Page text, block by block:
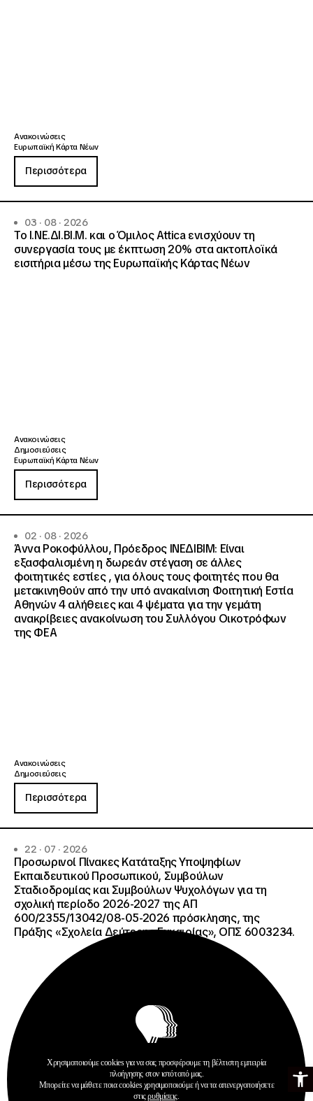
Ανοίξτε
Ανακοινώσεις
Ευρωπαϊκή Κάρτα Νέων
Περισσότερα
03 · 08 · 2026
Το Ι.ΝΕ.ΔΙ.ΒΙ.Μ. και o Όμιλος Attica ενισχύουν τη
συνεργασία τους με έκπτωση 20% στα ακτοπλοϊκά
εισιτήρια μέσω της Ευρωπαϊκής Κάρτας Νέων
Ανακοινώσεις
Δημοσιεύσεις
Ευρωπαϊκή Κάρτα Νέων
Περισσότερα
02 · 08 · 2026
Άννα Ροκοφύλλου, Πρόεδρος ΙΝΕΔΙΒΙΜ: Είναι
εξασφαλισμένη η δωρεάν στέγαση σε άλλες
φοιτητικές εστίες , για όλους τους φοιτητές που θα
μετακινηθούν από την υπό ανακαίνιση Φοιτητική Εστία
Αθηνών 4 αλήθειες και 4 ψέματα για την γεμάτη
ανακρίβειες ανακοίνωση του Συλλόγου Οικοτρόφων
της ΦΕΑ
Ανακοινώσεις
Δημοσιεύσεις
Περισσότερα
22 · 07 · 2026
Προσωρινοί Πίνακες Κατάταξης Υποψηφίων
Εκπαιδευτικού Προσωπικού, Συμβούλων
Σταδιοδρομίας και Συμβούλων Ψυχολόγων για τη
σχολική περίοδο 2026-2027 της ΑΠ
600/2355/13042/08-05-2026 πρόσκλησης, της
Πράξης «Σχολεία Δεύτερης Ευκαιρίας», ΟΠΣ 6003234.
Σχολεία Δεύτερης Ευκαιρίας
Χρησιμοποιούμε cookies για να σας προσφέρουμε τη βέλτιστη εμπειρία
πλοήγησης στον ιστότοπό μας.
Μπορείτε να μάθετε ποια cookies χρησιμοποιούμε ή να τα απενεργοποιήσετε
στιςρυθμίσεις.